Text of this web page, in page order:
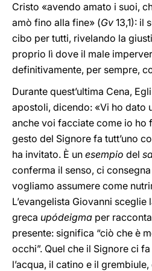
Cristo «avendo amato i suoi,
amò fino alla fine» (Gv 13,1): il
cibo per tutti, rivelando la
proprio lì dove il male
definitivamente, per sempre,
Durante quest’ultima Cena,
apostoli, dicendo: «Vi ho dato
anche voi facciate come io ho
gesto del Signore fa tutt’uno
ha invitato. È un esempio del
conferma il senso, ci
vogliamo assumere come
L’evangelista Giovanni sceglie
greca upódeigma per
presente: significa “ciò che è
occhi”. Quel che il Signore ci
l’acqua, il catino e il